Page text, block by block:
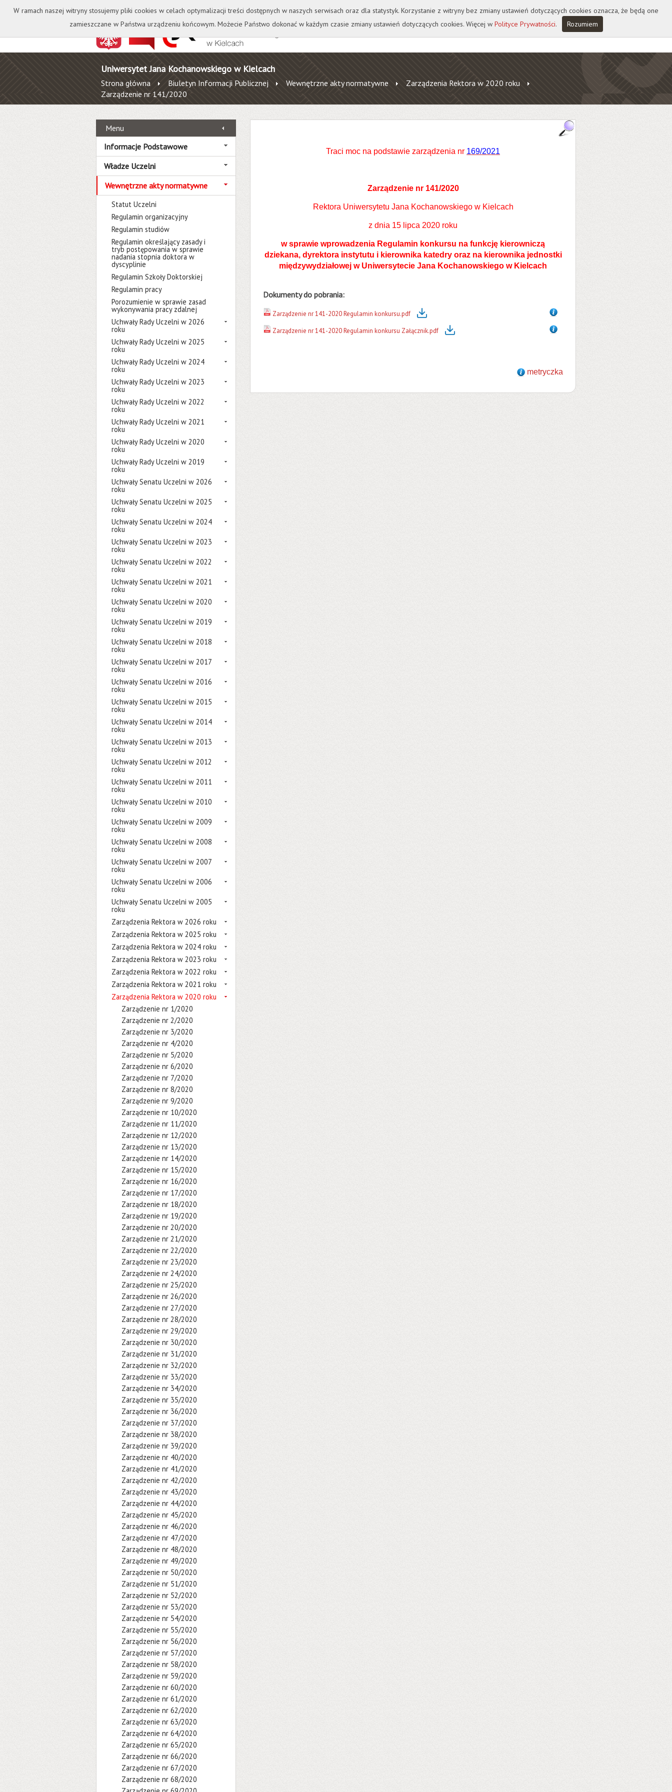
Kontakt Biblioteka Wydawnictwo Wirtualna Uczelnia A A A A
Uniwersytet Jana Kochanowskiego w Kielcach
Strona główna Biuletyn Informacji Publicznej Wewnętrzne akty normatywne
Zarządzenia Rektora w 2020 roku
Zarządzenie nr 141/2020
Menu
Informacje Podstawowe
Władze Uczelni
Wewnętrzne akty normatywne
Statut Uczelni
Regulamin organizacyjny
Regulamin studiów
Regulamin określający zasady i
tryb postępowania w sprawie
nadania stopnia doktora w
dyscyplinie
Regulamin Szkoły Doktorskiej
Regulamin pracy
Porozumienie w sprawie zasad
wykonywania pracy zdalnej
Uchwały Rady Uczelni w 2026
roku
Uchwały Rady Uczelni w 2025
roku
Uchwały Rady Uczelni w 2024
roku
Uchwały Rady Uczelni w 2023
roku
Uchwały Rady Uczelni w 2022
roku
Uchwały Rady Uczelni w 2021
roku
Uchwały Rady Uczelni w 2020
roku
Uchwały Rady Uczelni w 2019
roku
Uchwały Senatu Uczelni w 2026
roku
Uchwały Senatu Uczelni w 2025
roku
Uchwały Senatu Uczelni w 2024
roku
Uchwały Senatu Uczelni w 2023
roku
Uchwały Senatu Uczelni w 2022
roku
Uchwały Senatu Uczelni w 2021
roku
Uchwały Senatu Uczelni w 2020
roku
Uchwały Senatu Uczelni w 2019
roku
Uchwały Senatu Uczelni w 2018
roku
Uchwały Senatu Uczelni w 2017
roku
Uchwały Senatu Uczelni w 2016
roku
Uchwały Senatu Uczelni w 2015
roku
Uchwały Senatu Uczelni w 2014
roku
Uchwały Senatu Uczelni w 2013
roku
Uchwały Senatu Uczelni w 2012
roku
Uchwały Senatu Uczelni w 2011
roku
Uchwały Senatu Uczelni w 2010
roku
Uchwały Senatu Uczelni w 2009
roku
Uchwały Senatu Uczelni w 2008
roku
Uchwały Senatu Uczelni w 2007
roku
Uchwały Senatu Uczelni w 2006
roku
Uchwały Senatu Uczelni w 2005
roku
Zarządzenia Rektora w 2026 roku
Zarządzenia Rektora w 2025 roku
Zarządzenia Rektora w 2024 roku
Zarządzenia Rektora w 2023 roku
Zarządzenia Rektora w 2022 roku
Zarządzenia Rektora w 2021 roku
Zarządzenia Rektora w 2020 roku
Zarządzenie nr 1/2020
Zarządzenie nr 2/2020
Zarządzenie nr 3/2020
Zarządzenie nr 4/2020
Zarządzenie nr 5/2020
Zarządzenie nr 6/2020
Zarządzenie nr 7/2020
Zarządzenie nr 8/2020
Zarządzenie nr 9/2020
Zarządzenie nr 10/2020
Zarządzenie nr 11/2020
Zarządzenie nr 12/2020
Zarządzenie nr 13/2020
Zarządzenie nr 14/2020
Zarządzenie nr 15/2020
Zarządzenie nr 16/2020
Zarządzenie nr 17/2020
Zarządzenie nr 18/2020
Zarządzenie nr 19/2020
Zarządzenie nr 20/2020
Zarządzenie nr 21/2020
Zarządzenie nr 22/2020
Zarządzenie nr 23/2020
Zarządzenie nr 24/2020
Zarządzenie nr 25/2020
Zarządzenie nr 26/2020
Zarządzenie nr 27/2020
Zarządzenie nr 28/2020
Zarządzenie nr 29/2020
Zarządzenie nr 30/2020
Zarządzenie nr 31/2020
Zarządzenie nr 32/2020
Zarządzenie nr 33/2020
Zarządzenie nr 34/2020
Zarządzenie nr 35/2020
Zarządzenie nr 36/2020
Zarządzenie nr 37/2020
Zarządzenie nr 38/2020
Zarządzenie nr 39/2020
Zarządzenie nr 40/2020
Zarządzenie nr 41/2020
Zarządzenie nr 42/2020
Zarządzenie nr 43/2020
Zarządzenie nr 44/2020
Zarządzenie nr 45/2020
Zarządzenie nr 46/2020
Zarządzenie nr 47/2020
Zarządzenie nr 48/2020
Zarządzenie nr 49/2020
Zarządzenie nr 50/2020
Zarządzenie nr 51/2020
Zarządzenie nr 52/2020
Zarządzenie nr 53/2020
Zarządzenie nr 54/2020
Zarządzenie nr 55/2020
Zarządzenie nr 56/2020
Zarządzenie nr 57/2020
Zarządzenie nr 58/2020
Zarządzenie nr 59/2020
Zarządzenie nr 60/2020
Zarządzenie nr 61/2020
Zarządzenie nr 62/2020
Zarządzenie nr 63/2020
Zarządzenie nr 64/2020
Zarządzenie nr 65/2020
Zarządzenie nr 66/2020
Zarządzenie nr 67/2020
Zarządzenie nr 68/2020
Traci moc na podstawie zarządzenia nr 169/2021
Zarządzenie nr 141/2020
Rektora Uniwersytetu Jana Kochanowskiego w Kielcach
z dnia 15 lipca 2020 roku
w sprawie wprowadzenia Regulamin konkursu na funkcję kierowniczą
dziekana, dyrektora instytutu i kierownika katedry oraz na kierownika jednostki
międzywydziałowej w Uniwersytecie Jana Kochanowskiego w Kielcach
Dokumenty do pobrania:
Zarządzenie nr 141-2020 Regulamin konkursu.pdf
Zarządzenie nr 141-2020 Regulamin konkursu Załącznik.pdf
metryczka
W ramach naszej witryny stosujemy pliki cookies w celach optymalizacji treści dostępnych w naszych serwisach oraz dla statystyk. Korzystanie z witryny bez zmiany ustawień dotyczących cookies oznacza, że będą one
zamieszczane w Państwa urządzeniu końcowym. Możecie Państwo dokonać w każdym czasie zmiany ustawień dotyczących cookies. Więcej w Polityce Prywatności. Rozumiem